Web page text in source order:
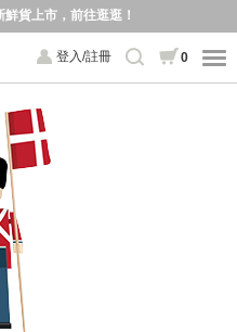
鮮貨上市，前往逛逛！
登入/註冊 0